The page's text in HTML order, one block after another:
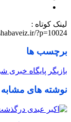
لینک کوتاه :
?p=10024
برچسب ها
بازیگر پایگاه خبری
نوشته های مشابه